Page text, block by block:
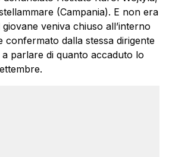
(Campania). E non era
veniva chiuso all’interno
confermato dalla stessa dirigente
parlare di quanto accaduto lo